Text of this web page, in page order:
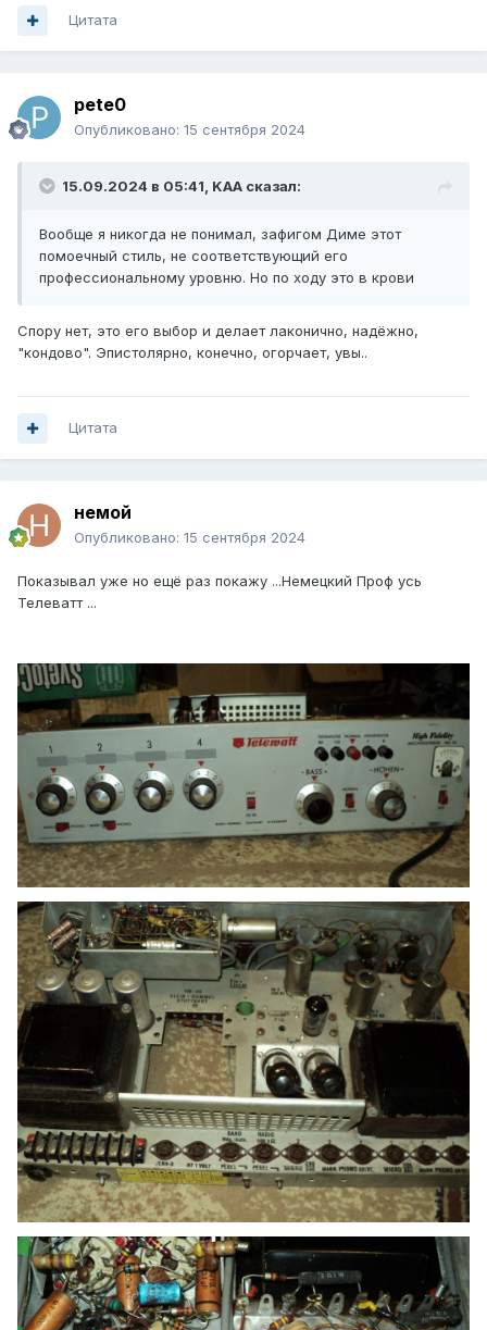
Цитата
pete0
Опубликовано: 15 сентября 2024
15.09.2024 в 05:41, KAA сказал:
Вообще я никогда не понимал, зафигом Диме этот
помоечный стиль, не соответствующий его
профессиональному уровню. Но по ходу это в крови
Спору нет, это его выбор и делает лаконично, надёжно,
"кондово". Эпистолярно, конечно, огорчает, увы..
Цитата
немой
Опубликовано: 15 сентября 2024
Показывал уже но ещё раз покажу ...Немецкий Проф усь
Телеватт ...